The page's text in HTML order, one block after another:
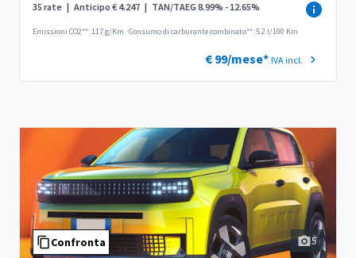
35 rate | Anticipo € 4.247 | TAN/TAEG 8.99% - 12.65%
Emissioni CO2**: 117 g/Km ·Consumo di carburante combinato**: 5.2 l/100 Km
€ 99/mese* IVA incl.
Confronta 5